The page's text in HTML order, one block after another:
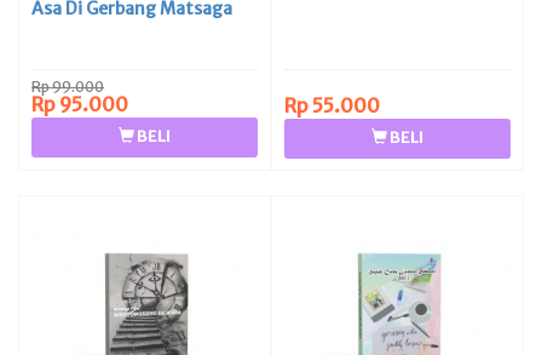
Asa Di Gerbang Matsaga
Rp 99.000
Rp 95.000
BELI
Rp 55.000
BELI